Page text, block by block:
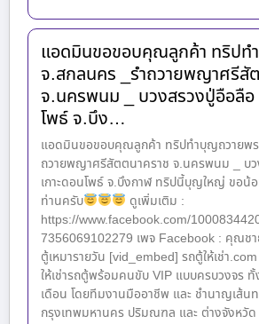
แอดมินขอขอบคุณลูกค้า ทริปท
จ.สกลนคร _รำถวายพญาศรีสั
จ.นครพนม _ บวงสรวงปู่อือลือ
โพธ์ จ.บึง…
แอดมินขอขอบคุณลูกค้า ทริปทำบุญถวายพร
ถวายพญาศรีสัตตนาคราช จ.นครพนม _ บ
เกาะดอนโพธ์ จ.บึงกาฬ ทริปนี้บุญใหญ่ ขอ
ท่านครับ
ดูเพิ่มเติม :
https://www.facebook.com/
7356069102279 เพจ Facebook : คุณชา
ตู้เหมารายวัน [vid_embed] รถตู้ให้เช่า
ให้เช่ารถตู้พร้อมคนขับ VIP แบบครบวงจร ทั้
เดือน โดยทีมงานมืออาชีพ และ ชำนาญเส้น
กรุงเทพมหานคร ปริมณฑล และ ต่างจังหวั